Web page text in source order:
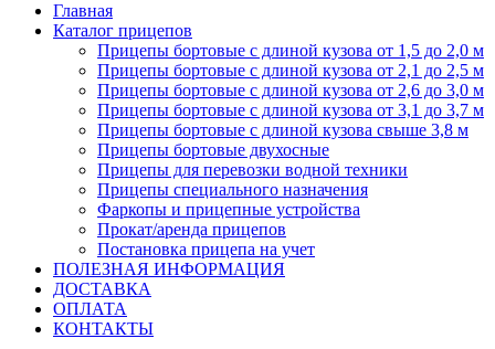
Главная
Каталог прицепов
Прицепы бортовые с длиной кузова от 1,5 до 2,0 м
Прицепы бортовые с длиной кузова от 2,1 до 2,5 м
Прицепы бортовые с длиной кузова от 2,6 до 3,0 м
Прицепы бортовые с длиной кузова от 3,1 до 3,7 м
Прицепы бортовые с длиной кузова свыше 3,8 м
Прицепы бортовые двухосные
Прицепы для перевозки водной техники
Прицепы специального назначения
Фаркопы и прицепные устройства
Прокат/аренда прицепов
Постановка прицепа на учет
ПОЛЕЗНАЯ ИНФОРМАЦИЯ
ДОСТАВКА
ОПЛАТА
КОНТАКТЫ